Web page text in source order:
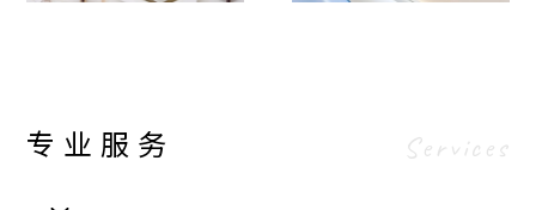
专业服务 Services